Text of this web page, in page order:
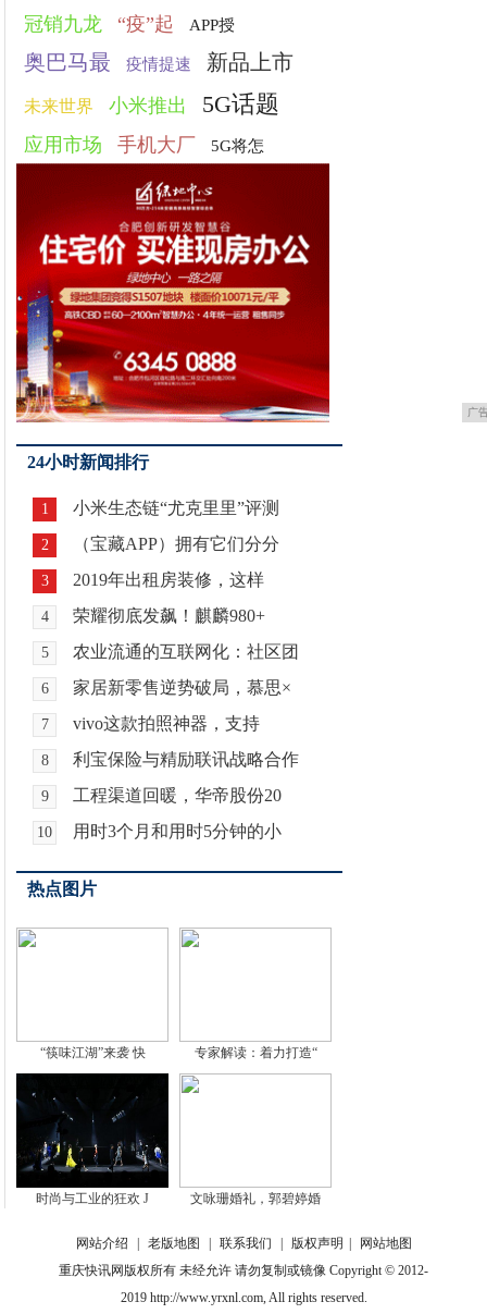
冠销九龙 “疫”起 APP授
奥巴马最 疫情提速 新品上市
未来世界 小米推出 5G话题
应用市场 手机大厂 5G将怎
广
24小时新闻排行
1 小米生态链“尤克里里”评测
2 （宝藏APP）拥有它们分分
3 2019年出租房装修，这样
4 荣耀彻底发飙！麒麟980+
5 农业流通的互联网化：社区团
6 家居新零售逆势破局，慕思×
7 vivo这款拍照神器，支持
8 利宝保险与精励联讯战略合作
9 工程渠道回暖，华帝股份20
10 用时3个月和用时5分钟的小
热点图片
“筷味江湖”来袭 快 专家解读：着力打造“
时尚与工业的狂欢 J 文咏珊婚礼，郭碧婷婚
网站介绍 老版地图 联系我们 版权声明
网站地图
重庆快讯网版权所有 未经允许 请勿复制或镜像 Copyright © 2012-
2019 http://www.yrxnl.com, All rights reserved.